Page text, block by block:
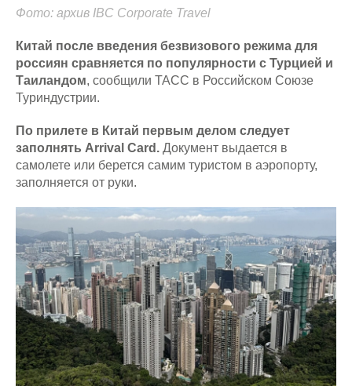
Фото: архив IBC Corporate Travel
Китай после введения безвизового режима для
россиян сравняется по популярности с Турцией и
Таиландом, сообщили ТАСС в Российском Союзе
Туриндустрии.
По прилете в Китай первым делом следует
заполнять Arrival Card. Документ выдается в
самолете или берется самим туристом в аэропорту,
заполняется от руки.